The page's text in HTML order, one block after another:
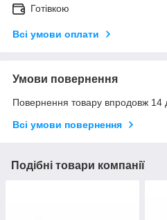
Готівкою
Всі умови оплати
Умови повернення
Повернення товару впродовж 14
Всі умови повернення
Подібні товари компанії